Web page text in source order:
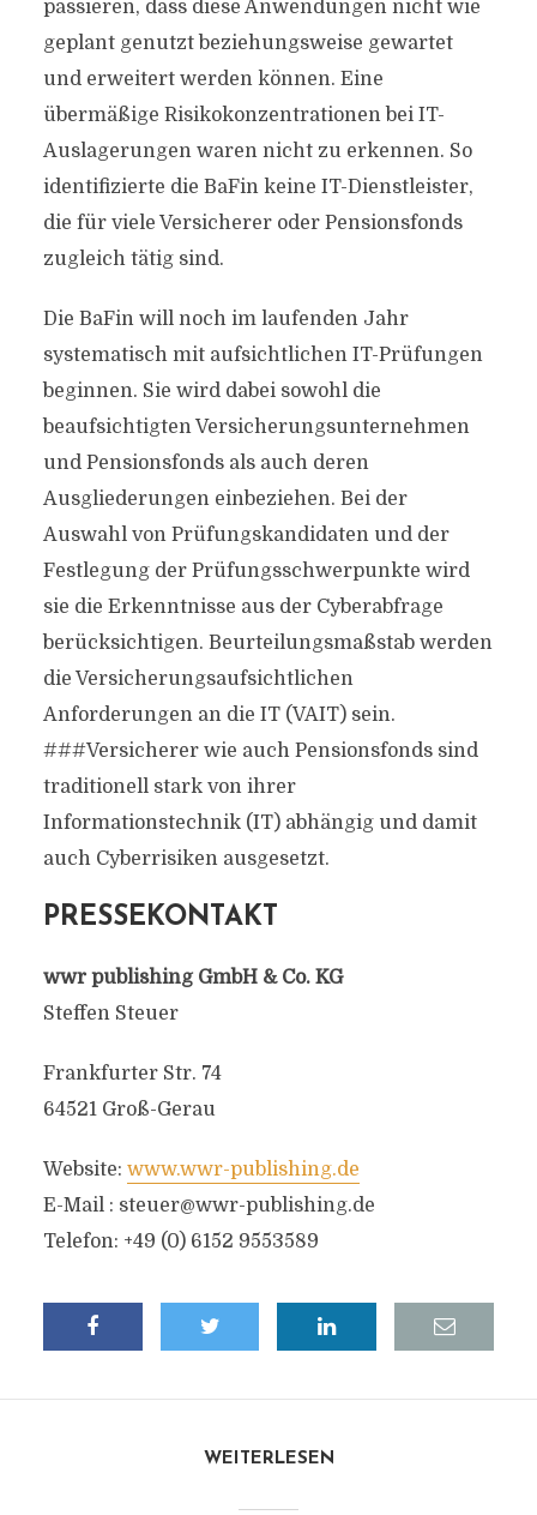
passieren, dass diese Anwendungen nicht wie
geplant genutzt beziehungsweise gewartet
und erweitert werden können. Eine
übermäßige Risikokonzentrationen bei IT-
Auslagerungen waren nicht zu erkennen. So
identifizierte die BaFin keine IT-Dienstleister,
die für viele Versicherer oder Pensionsfonds
zugleich tätig sind.
Die BaFin will noch im laufenden Jahr
systematisch mit aufsichtlichen IT-Prüfungen
beginnen. Sie wird dabei sowohl die
beaufsichtigten Versicherungsunternehmen
und Pensionsfonds als auch deren
Ausgliederungen einbeziehen. Bei der
Auswahl von Prüfungskandidaten und der
Festlegung der Prüfungsschwerpunkte wird
sie die Erkenntnisse aus der Cyberabfrage
berücksichtigen. Beurteilungsmaßstab werden
die Versicherungsaufsichtlichen
Anforderungen an die IT (VAIT) sein.
###Versicherer wie auch Pensionsfonds sind
traditionell stark von ihrer
Informationstechnik (IT) abhängig und damit
auch Cyberrisiken ausgesetzt.
PRESSEKONTAKT
wwr publishing GmbH & Co. KG
Steffen Steuer
Frankfurter Str. 74
64521 Groß-Gerau
Website: www.wwr-publishing.de
E-Mail : steuer@wwr-publishing.de
Telefon: +49 (0) 6152 9553589
WEITERLESEN